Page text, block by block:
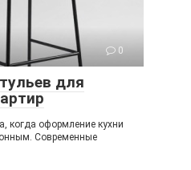
0
для
когда оформление кухни
Современные